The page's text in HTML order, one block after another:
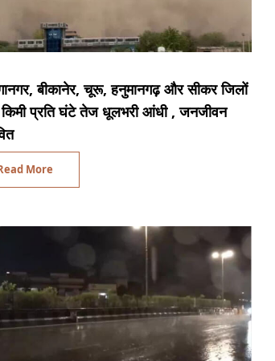
बीकानेर, चूरू, हनुमानगढ़ और सीकर जिलों
प्रति घंटे तेज धूलभरी आंधी , जनजीवन
More